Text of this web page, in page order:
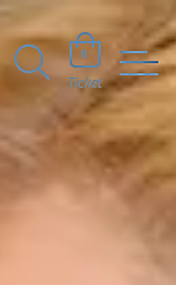
0
Ticket